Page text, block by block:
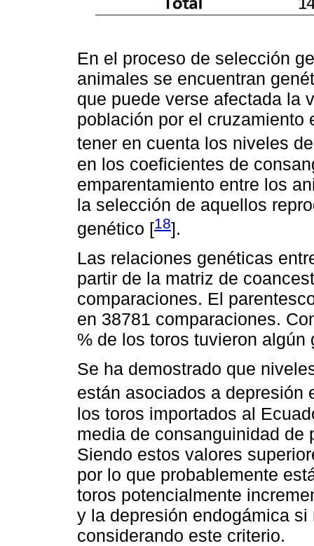
En el proceso de selección
animales se encuentran
que puede verse afectada la
población por el cruzamiento
tener en cuenta los niveles
en los coeficientes de
emparentamiento entre los
la selección de aquellos
genético [18].
Las relaciones genéticas
partir de la matriz de
comparaciones. El
en 38781 comparaciones.
% de los toros tuvieron algún
Se ha demostrado que
están asociados a depresión
los toros importados al
media de consanguinidad de
Siendo estos valores
por lo que probablemente
toros potencialmente
y la depresión endogámica
considerando este criterio.